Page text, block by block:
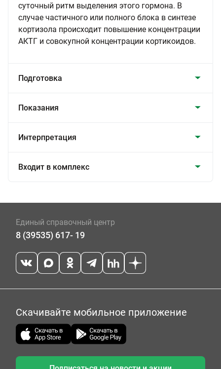
суточный ритм выделения этого гормона. В
случае частичного или полного блока в синтезе
кортизола происходит повышение концентрации
АКТГ и совокупной концентрации кортикоидов.
Подготовка
Показания
Интерпретация
Входит в комплекс
Единый справочный центр
8 (39535) 617- 19
Скачивайте мобильное приложение